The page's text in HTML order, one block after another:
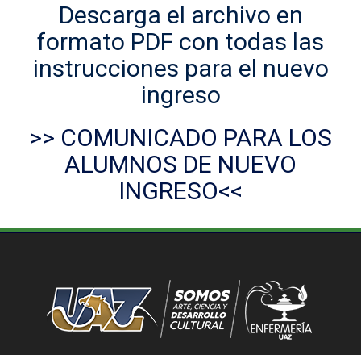
Descarga el archivo en
formato PDF con todas las
instrucciones para el nuevo
ingreso
>> COMUNICADO PARA LOS
ALUMNOS DE NUEVO
INGRESO<<